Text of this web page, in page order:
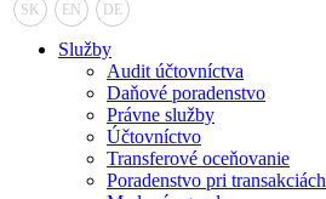
SK EN DE
Služby
Audit účtovníctva
Daňové poradenstvo
Právne služby
Účtovníctvo
Transferové oceňovanie
Poradenstvo pri transakciách